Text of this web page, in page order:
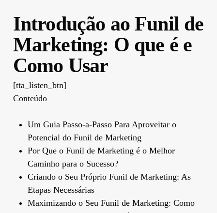
Introdução ao Funil de
Marketing: O que é e
Como Usar
[tta_listen_btn]
Conteúdo
Um Guia Passo-a-Passo Para Aproveitar o
Potencial do Funil de Marketing
Por Que o Funil de Marketing é o Melhor
Caminho para o Sucesso?
Criando o Seu Próprio Funil de Marketing: As
Etapas Necessárias
Maximizando o Seu Funil de Marketing: Como